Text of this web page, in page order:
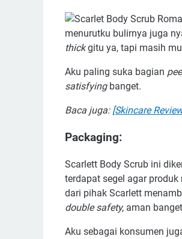
menurutku bulirnya juga
thickgitu ya, tapi masih
Aku paling suka bagian
satisfyingbanget.
Baca juga: [Skincare
Packaging:
Scarlett Body Scrub ini
terdapat segel agar
dari pihak Scarlett
double safety, aman
Aku sebagai konsumen